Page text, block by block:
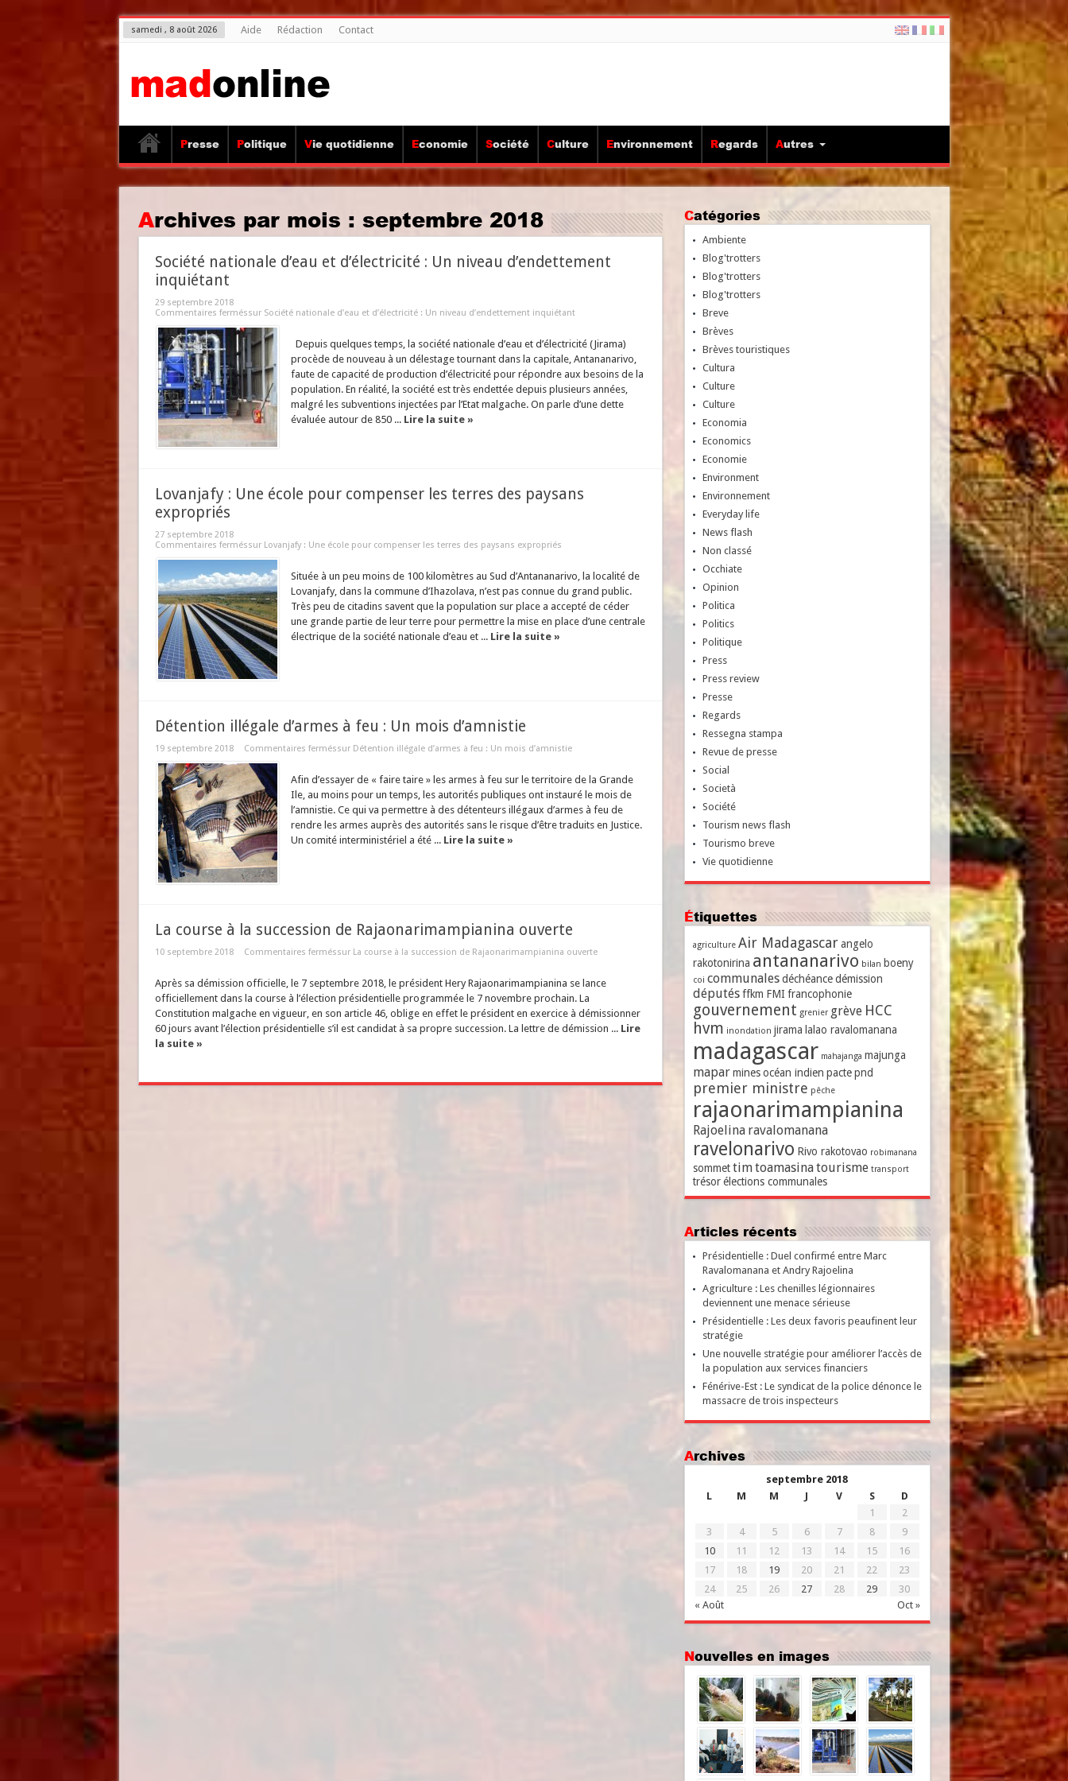
samedi , 8 août 2026 Aide Rédaction Contact
Presse Politique Vie quotidienne Economie Société Culture Environnement Regards Autres
Archives par mois : septembre 2018
Société nationale d’eau et d’électricité : Un niveau d’endettement
inquiétant
29 septembre 2018
Commentaires ferméssur Société nationale d’eau et d’électricité : Un niveau d’endettement inquiétant
Depuis quelques temps, la société nationale d’eau et d’électricité (Jirama)
procède de nouveau à un délestage tournant dans la capitale, Antananarivo,
faute de capacité de production d’électricité pour répondre aux besoins de la
population. En réalité, la société est très endettée depuis plusieurs années,
malgré les subventions injectées par l’Etat malgache. On parle d’une dette
évaluée autour de 850 ... Lire la suite »
Lovanjafy : Une école pour compenser les terres des paysans
expropriés
27 septembre 2018
Commentaires ferméssur Lovanjafy : Une école pour compenser les terres des paysans expropriés
Située à un peu moins de 100 kilomètres au Sud d’Antananarivo, la localité de
Lovanjafy, dans la commune d’Ihazolava, n’est pas connue du grand public.
Très peu de citadins savent que la population sur place a accepté de céder
une grande partie de leur terre pour permettre la mise en place d’une centrale
électrique de la société nationale d’eau et ... Lire la suite »
Détention illégale d’armes à feu : Un mois d’amnistie
19 septembre 2018 Commentaires ferméssur Détention illégale d’armes à feu : Un mois d’amnistie
Afin d’essayer de « faire taire » les armes à feu sur le territoire de la Grande
Ile, au moins pour un temps, les autorités publiques ont instauré le mois de
l’amnistie. Ce qui va permettre à des détenteurs illégaux d’armes à feu de
rendre les armes auprès des autorités sans le risque d’être traduits en Justice.
Un comité interministériel a été ... Lire la suite »
La course à la succession de Rajaonarimampianina ouverte
10 septembre 2018 Commentaires ferméssur La course à la succession de Rajaonarimampianina ouverte
Après sa démission officielle, le 7 septembre 2018, le président Hery Rajaonarimampianina se lance
officiellement dans la course à l’élection présidentielle programmée le 7 novembre prochain. La
Constitution malgache en vigueur, en son article 46, oblige en effet le président en exercice à démissionner
60 jours avant l’élection présidentielle s’il est candidat à sa propre succession. La lettre de démission ... Lire
la suite »
Catégories
Ambiente
Blog'trotters
Blog'trotters
Blog'trotters
Breve
Brèves
Brèves touristiques
Cultura
Culture
Culture
Economia
Economics
Economie
Environment
Environnement
Everyday life
News flash
Non classé
Occhiate
Opinion
Politica
Politics
Politique
Press
Press review
Presse
Regards
Ressegna stampa
Revue de presse
Social
Società
Société
Tourism news flash
Tourismo breve
Vie quotidienne
Étiquettes
agriculture Air Madagascar angelo
rakotonirina antananarivo bilan boeny
coi communales déchéance démission
députés ffkm FMI francophonie
gouvernement grenier grève HCC
hvm inondation jirama lalao ravalomanana
madagascar mahajanga majunga
mapar mines océan indien pacte pnd
premier ministre pêche
rajaonarimampianina
Rajoelina ravalomanana
ravelonarivo Rivo rakotovao robimanana
sommet timtoamasinatourisme transport
trésor élections communales
Articles récents
Présidentielle : Duel confirmé entre Marc
Ravalomanana et Andry Rajoelina
Agriculture : Les chenilles légionnaires
deviennent une menace sérieuse
Présidentielle : Les deux favoris peaufinent leur
stratégie
Une nouvelle stratégie pour améliorer l’accès de
la population aux services financiers
Fénérive-Est : Le syndicat de la police dénonce le
massacre de trois inspecteurs
Archives
septembre 2018
L
M M J V S D
« Août Oct »
1
2
3
4 5 6 7 8
9
10
11 12 13 14 15
16
17
18 19 20 21 22
23
24
25 26 27 28 29 30
Nouvelles en images